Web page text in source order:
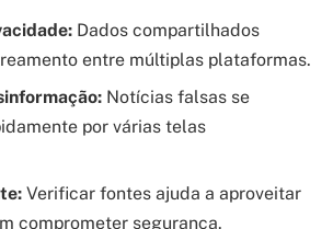
Dados compartilhados
entre múltiplas plataformas.
Notícias falsas se
por várias telas
Verificar fontes ajuda a aproveitar
comprometer segurança.